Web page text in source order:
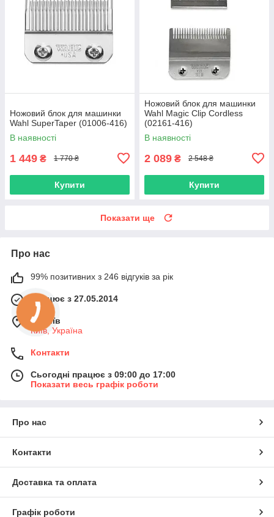
Ножовий блок для машинки
Wahl SuperTaper (01006-416)
В наявності
1 449 ₴ 1 770 ₴
Купити
Ножовий блок для машинки
Wahl Magic Clip Cordless
(02161-416)
В наявності
2 089 ₴ 2 548 ₴
Купити
Показати ще
Про нас
99% позитивних з 246 відгуків за рік
Працює з 27.05.2014
м. Київ
Київ, Україна
Контакти
Сьогодні працює з 09:00 до 17:00
Показати весь графік роботи
Про нас
Контакти
Доставка та оплата
Графік роботи